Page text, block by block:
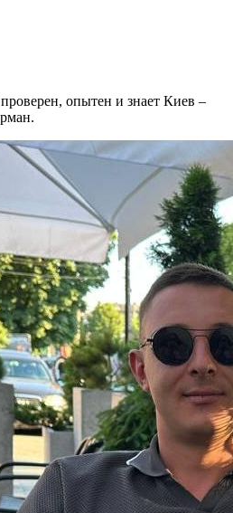
опытен и знает Киев –